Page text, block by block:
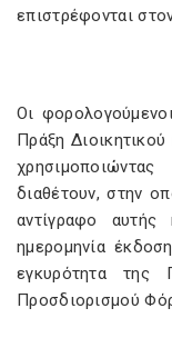
επιστρέφονται
Οι
Πράξη
διαθέτουν, στην
αντίγραφο
ημερομηνία
εγκυρότητα της
Προσδιορισμού